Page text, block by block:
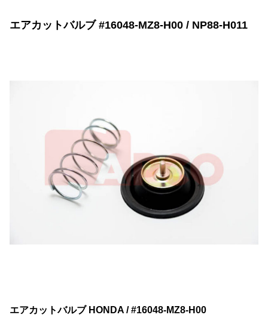
エアカットバルブ #16048-MZ8-H00 / NP88-H011
エアカットバルブ HONDA / #16048-MZ8-H00